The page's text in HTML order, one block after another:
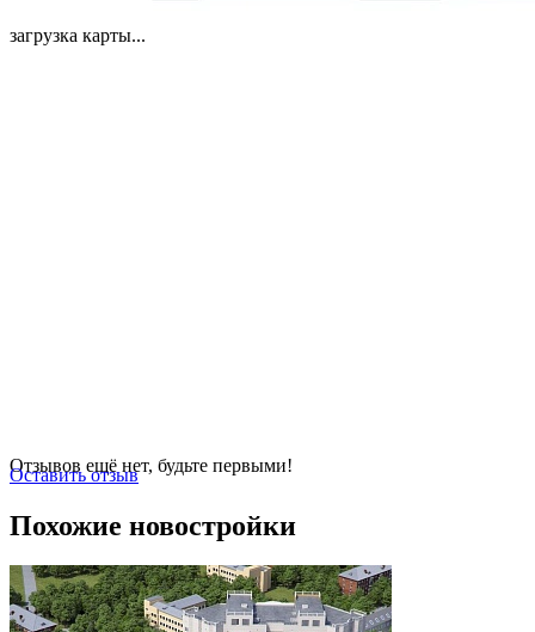
загрузка карты...
Отзывов ещё нет, будьте первыми!
Оставить отзыв
Похожие новостройки